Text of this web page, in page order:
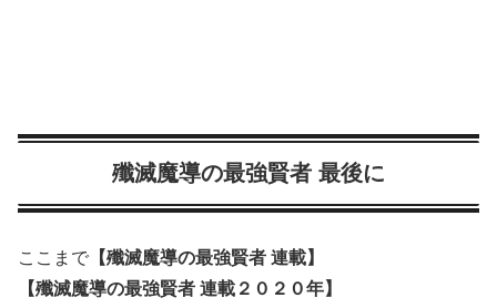
殲滅魔導の最強賢者 最後に
ここまで 【殲滅魔導の最強賢者 連載】
【殲滅魔導の最強賢者 連載２０２０年】